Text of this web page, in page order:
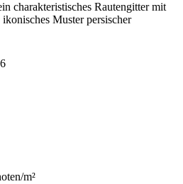
charakteristisches Rautengitter mit
Muster persischer
m²